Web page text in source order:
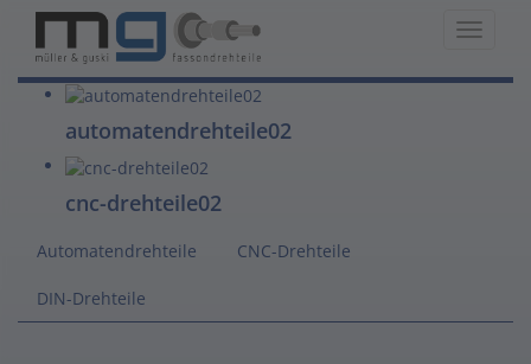
Toggle
automatendrehteile02
cnc-drehteile02
Automatendrehteile CNC-Drehteile
DIN-Drehteile